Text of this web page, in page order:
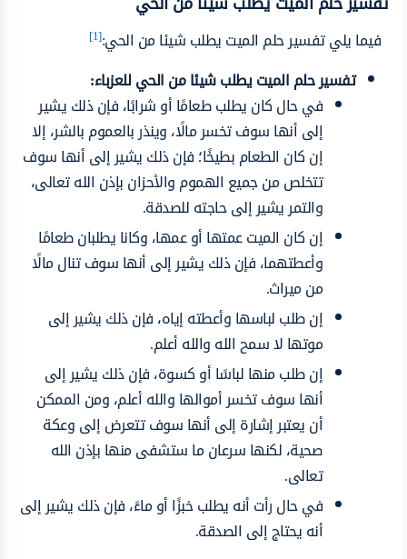
فيما يلي تفسير حلم الميت يطلب شيئا من الحي:[1]
تفسير حلم الميت يطلب شيئا من الحي للعزباء:
في حال كان يطلب طعامًا أو شرابًا، فإن ذلك يشير
إلى أنها سوف تخسر مالًا، وينذر بالعموم بالشر، إلا
إن كان الطعام بطيخًا؛ فإن ذلك يشير إلى أنها سوف
تتخلص من جميع الهموم والأحزان بإذن الله تعالى،
والتمر يشير إلى حاجته للصدقة.
إن كان الميت عمتها أو عمها، وكانا يطلبان طعامًا
وأعطتهما، فإن ذلك يشير إلى أنها سوف تنال مالًا
من ميراث.
إن طلب لباسها وأعطته إياه، فإن ذلك يشير إلى
موتها لا سمح الله والله أعلم.
إن طلب منها لباسًا أو كسوة، فإن ذلك يشير إلى
أنها سوف تخسر أموالها والله أعلم، ومن الممكن
أن يعتبر إشارة إلى أنها سوف تتعرض إلى وعكة
صحية، لكنها سرعان ما ستشفى منها بإذن الله
تعالى.
في حال رأت أنه يطلب خبزًا أو ماءً، فإن ذلك يشير إلى
أنه يحتاج إلى الصدقة.